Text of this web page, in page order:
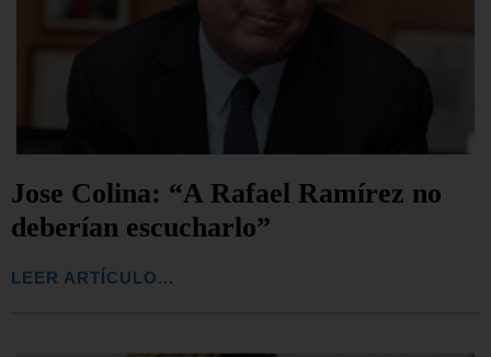
Jose Colina: “A Rafael Ramírez no
deberían escucharlo”
LEER ARTÍCULO...